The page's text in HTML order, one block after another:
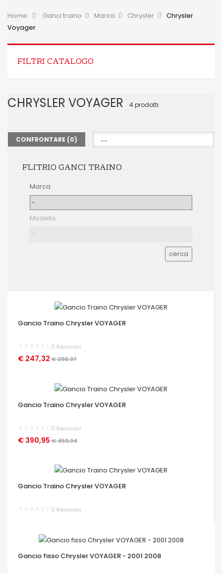
Home
&gt;Ganci traino > Marca > Chrysler > Chrysler
Voyager
FILTRI CATALOGO
CHRYSLER VOYAGER 4 prodotti
CONFRONTARE (0)
FLITRIO GANCI TRAINO
Marca
Modello
Gancio Traino Chrysler VOYAGER
0 Revisioni
€ 247,32 € 290,97
OCCHIATA VELOCE
Gancio Traino Chrysler VOYAGER
0 Revisioni
€ 390,95 € 459,94
OCCHIATA VELOCE
Gancio Traino Chrysler VOYAGER
0 Revisioni
OCCHIATA VELOCE
Gancio fisso Chrysler VOYAGER - 2001 2008